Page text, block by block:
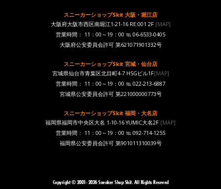
スニーカーショップSkit 大阪・堀江店
大阪府大阪市西区南堀江1-21-16 RE:001 2F[MAP]
営業時間： 11：00～19：00 ℡ 06-6533-0405
大阪府公安委員会許可 第621071901332号
スニーカーショップSkit 宮城・仙台店
宮城県仙台市青葉区北目町4-7 HSGビル1F[MAP]
営業時間： 11：00～19：00 ℡ 022-213-6887
宮城県公安委員会許可 第221000000773号
スニーカーショップSkit 福岡・大名店
福岡県福岡市中央区大名 1-10-16 YUMIC大名2F [MAP]
営業時間： 11：00～19：00 ℡ 092-714-1255
福岡県公安委員会許可 第901011310039号
Copyright © 2001- 2026 Sneaker Shop Skit. All Rights Reseved